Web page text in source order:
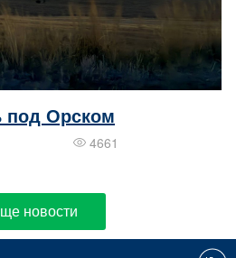
под Орском
4661
новости